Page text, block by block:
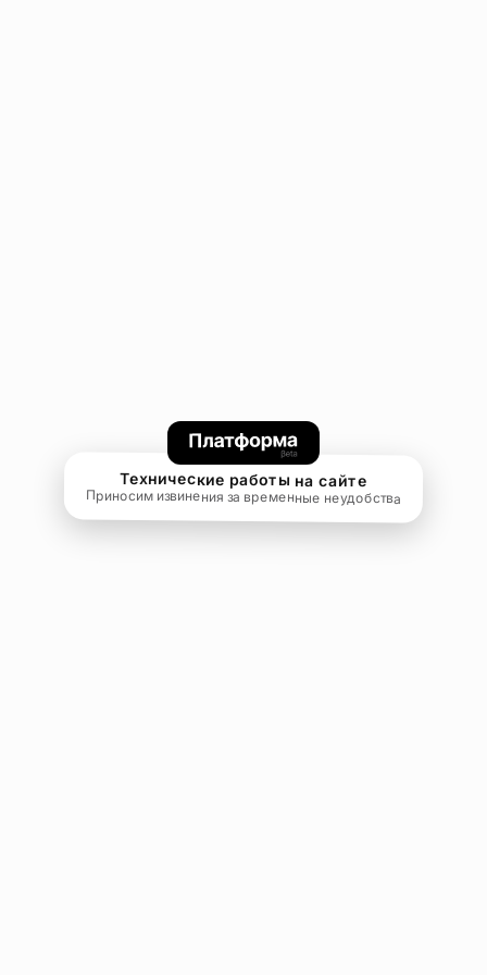
Технические работы на сайте
Приносим извинения за временные неудобства